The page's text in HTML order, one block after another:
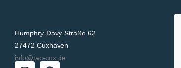
Humphry-Davy-Straße 62
27472 Cuxhaven
info@tac-cux.de